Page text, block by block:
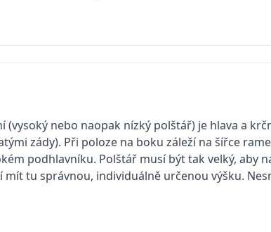
nebo naopak nízký polštář) je hlava a
zády). Při poloze na boku záleží na šířce
podhlavníku. Polštář musí být tak velký, aby
mít tu správnou, individuálně určenou výšku.